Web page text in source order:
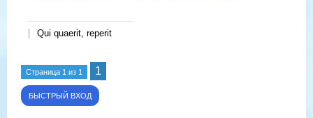
Qui quaerit, reperit
Страница 1 из 1 1